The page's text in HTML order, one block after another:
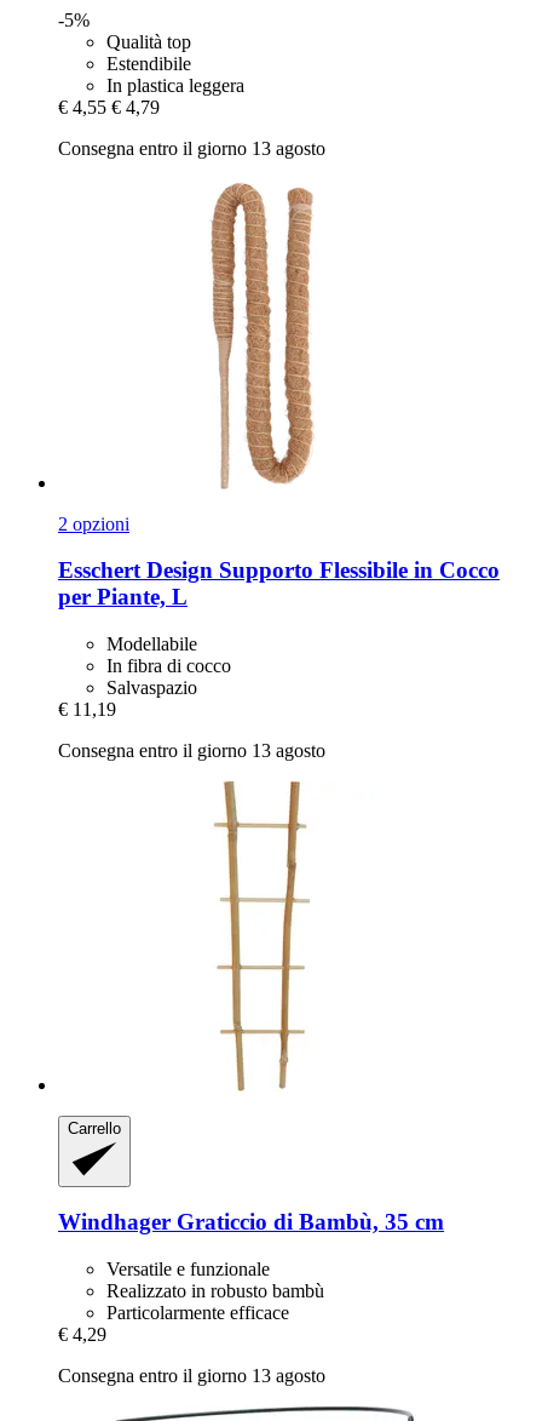
-5%
Qualità top
Estendibile
In plastica leggera
€ 4,55 € 4,79
Consegna entro il giorno 13 agosto
2 opzioni
Esschert Design Supporto Flessibile in Cocco
per Piante, L
Modellabile
In fibra di cocco
Salvaspazio
€ 11,19
Consegna entro il giorno 13 agosto
Carrello
Windhager Graticcio di Bambù, 35 cm
Versatile e funzionale
Realizzato in robusto bambù
Particolarmente efficace
€ 4,29
Consegna entro il giorno 13 agosto